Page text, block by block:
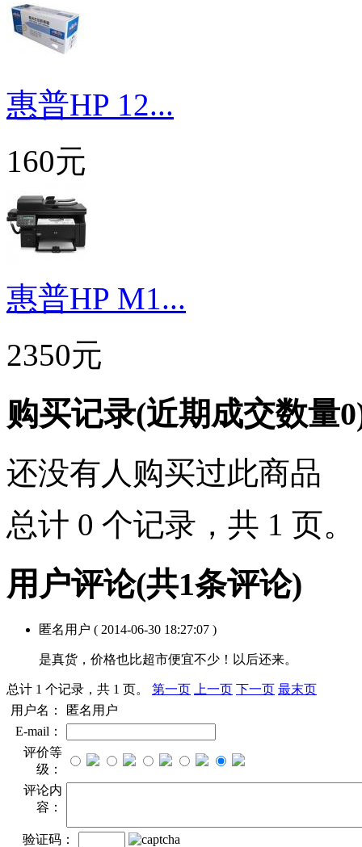
惠普HP 12...
160元
惠普HP M1...
2350元
购买记录(近期成交数量0
还没有人购买过此商品
总计 0 个记录，共 1 页。
用户评论(共1条评论)
匿名用户 ( 2014-06-30 18:27:07 )
是真货，价格也比超市便宜不少！以后还来。
总计 1 个记录，共 1 页。 第一页 上一页 下一页 最末页
用户名：
匿名用户
E-mail：
评价等
级：
评论内
容：
验证码：